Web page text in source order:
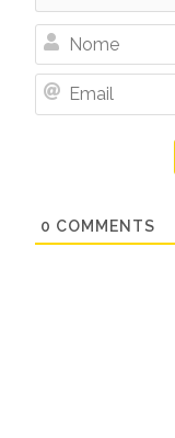
Nome
0 COMMENTS